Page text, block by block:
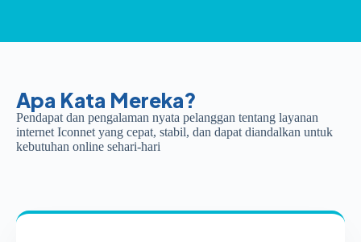
Apa Kata Mereka?
Pendapat dan pengalaman nyata pelanggan tentang layanan
internet Iconnet yang cepat, stabil, dan dapat diandalkan untuk
kebutuhan online sehari-hari